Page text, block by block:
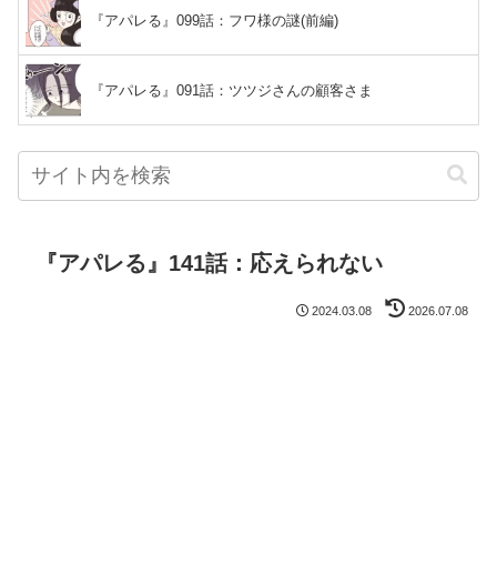
『アパレる』099話：フワ様の謎(前編)
『アパレる』091話：ツツジさんの顧客さま
『アパレる』141話：応えられない
2024.03.08 2026.07.08